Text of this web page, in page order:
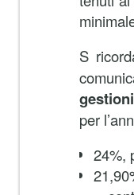
S
per
24%,